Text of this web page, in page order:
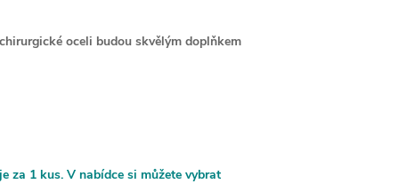
oceli budou skvělým doplňkem
za 1 kus. V nabídce si můžete vybrat